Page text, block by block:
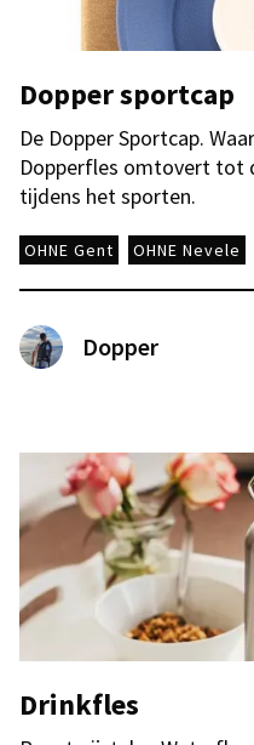
Dopper sportcap
De Dopper Sportcap.
Dopperfles omtovert tot
tijdens het sporten.
OHNE Gent OHNE Nevele
Dopper
Drinkfles